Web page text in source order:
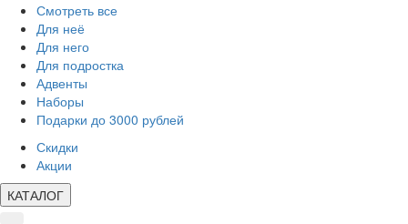
Смотреть все
Для неё
Для него
Для подростка
Адвенты
Наборы
Подарки до 3000 рублей
Скидки
Акции
КАТАЛОГ